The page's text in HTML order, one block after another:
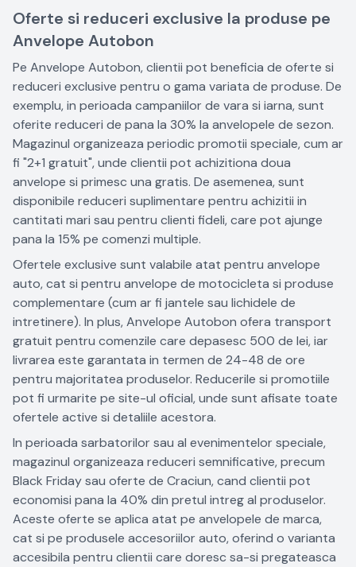
Oferte si reduceri exclusive la produse pe
Anvelope Autobon
Pe Anvelope Autobon, clientii pot beneficia de oferte si
reduceri exclusive pentru o gama variata de produse. De
exemplu, in perioada campaniilor de vara si iarna, sunt
oferite reduceri de pana la 30% la anvelopele de sezon.
Magazinul organizeaza periodic promotii speciale, cum ar
fi "2+1 gratuit", unde clientii pot achizitiona doua
anvelope si primesc una gratis. De asemenea, sunt
disponibile reduceri suplimentare pentru achizitii in
cantitati mari sau pentru clienti fideli, care pot ajunge
pana la 15% pe comenzi multiple.
Ofertele exclusive sunt valabile atat pentru anvelope
auto, cat si pentru anvelope de motocicleta si produse
complementare (cum ar fi jantele sau lichidele de
intretinere). In plus, Anvelope Autobon ofera transport
gratuit pentru comenzile care depasesc 500 de lei, iar
livrarea este garantata in termen de 24-48 de ore
pentru majoritatea produselor. Reducerile si promotiile
pot fi urmarite pe site-ul oficial, unde sunt afisate toate
ofertele active si detaliile acestora.
In perioada sarbatorilor sau al evenimentelor speciale,
magazinul organizeaza reduceri semnificative, precum
Black Friday sau oferte de Craciun, cand clientii pot
economisi pana la 40% din pretul intreg al produselor.
Aceste oferte se aplica atat pe anvelopele de marca,
cat si pe produsele accesoriilor auto, oferind o varianta
accesibila pentru clientii care doresc sa-si pregateasca